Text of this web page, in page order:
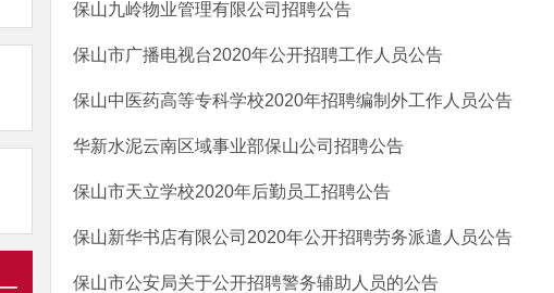
保山九岭物业管理有限公司招聘公告
保山市广播电视台2020年公开招聘工作人员公告
保山中医药高等专科学校2020年招聘编制外工作人员公告
华新水泥云南区域事业部保山公司招聘公告
保山市天立学校2020年后勤员工招聘公告
保山新华书店有限公司2020年公开招聘劳务派遣人员公告
保山市公安局关于公开招聘警务辅助人员的公告